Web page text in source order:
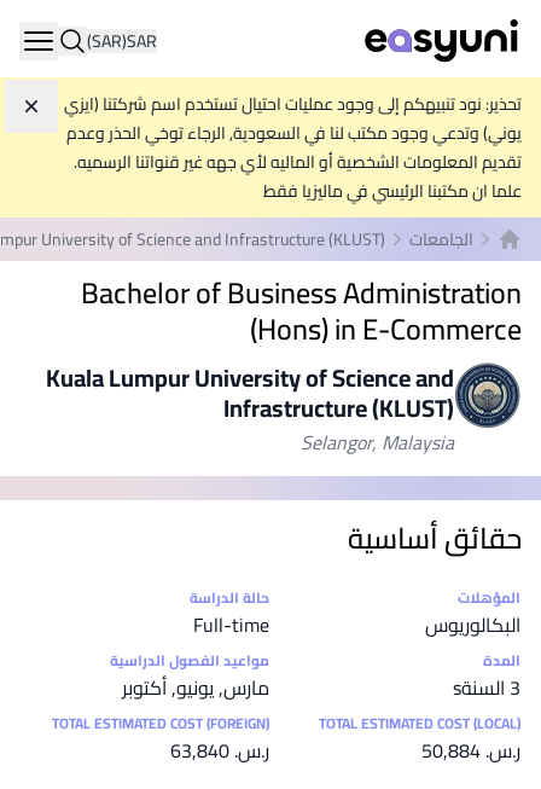
SAR
(SAR)
تحذير: نود تنبيهكم إلى وجود عمليات احتيال تستخدم اسم شركتنا (ايزي
يوني) وتدعي وجود مكتب لنا في السعودية, الرجاء توخي الحذر وعدم
تقديم المعلومات الشخصية أو الماليه لأي جهه غير قنواتنا الرسميه.
علما ان مكتبنا الرئيسي في ماليزيا فقط
الصفحة الرئيسية
الجامعات University of Science and Infrastructure (KLUST)
Bachelor of Business Administration
(Hons) in E-Commerce
Kuala Lumpur University of Science and
Infrastructure (KLUST)
Selangor, Malaysia
حقائق أساسية
إحصائيات
المؤهلات
البكالوريوس
حالة الدراسة
Full-time
المدة
3 السنةs
مواعيد الفصول الدراسية
مارس, يونيو, أكتوبر
TOTAL ESTIMATED COST (LOCAL)
ر.س.‏ 50,884
TOTAL ESTIMATED COST (FOREIGN)
ر.س.‏ 63,840